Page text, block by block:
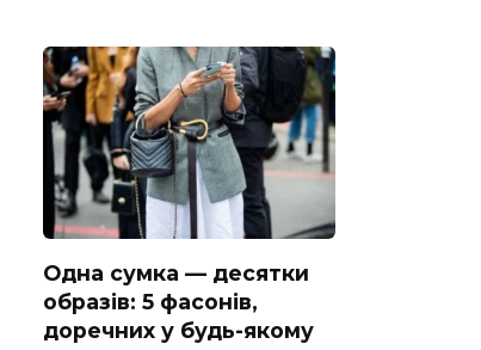
Одна сумка — десятки
образів: 5 фасонів,
доречних у будь-якому